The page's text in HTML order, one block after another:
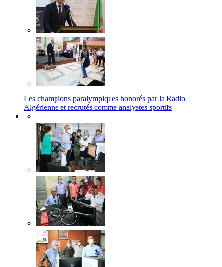
Les champions paralympiques honorés par la Radio
Algérienne et recrutés comme analystes sportifs